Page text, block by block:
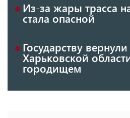
Из-за жары трасса
стала опасной
Государству
Харьковской
городищем